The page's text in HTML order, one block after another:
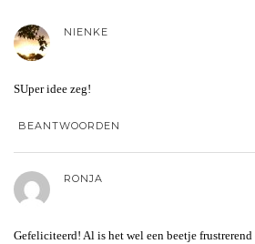
NIENKE
SUper idee zeg!
BEANTWOORDEN
RONJA
Gefeliciteerd! Al is het wel een beetje